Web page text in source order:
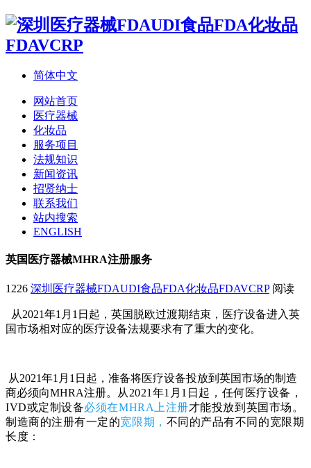
简体中文
网站首页
医疗器械
化妆品
服务项目
法规知识
新闻资讯
招贤纳士
联系我们
站内搜索
ENGLISH
英国医疗器械MHRA注册服务
1226 深圳医疗器械FDAUDI食品FDA化妆品FDAVCRP 阅读
从2021年1月1日起，英国脱欧过渡期结束，医疗设备进入英
国市场相对应的医疗设备法规要求有了重大的变化。
从2021年1月1日起，准备将医疗设备投放到英国市场的制造
商必须向MHRA注册。
从2021年1月1日起，任何医疗设备，
IVD或定制设备必须在MHRA上注册才能投放到英国市场。
制造商的注册有一定的宽限期， 不同的产品有不同的宽限期
长度：